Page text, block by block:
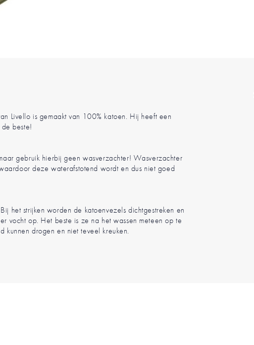
Livello is gemaakt van 100% katoen. Hij heeft een
beste!
gebruik hierbij geen wasverzachter! Wasverzachter
deze waterafstotend wordt en dus niet goed
het strijken worden de katoenvezels dichtgestreken en
vocht op. Het beste is ze na het wassen meteen op te
drogen en niet teveel kreuken.